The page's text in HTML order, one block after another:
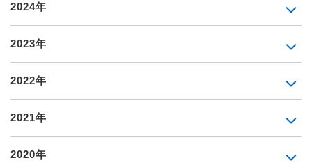
2024年
2023年
2022年
2021年
2020年